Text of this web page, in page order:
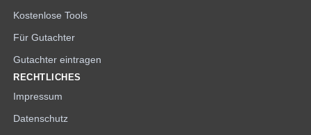
Kostenlose Tools
Für Gutachter
Gutachter eintragen
RECHTLICHES
Impressum
Datenschutz